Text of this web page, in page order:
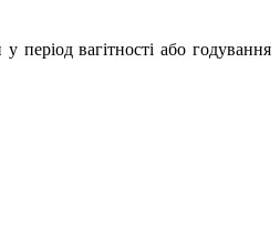
період вагітності або годування